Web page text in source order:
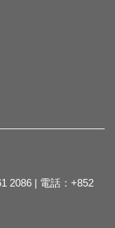
2086 | 電話：+852